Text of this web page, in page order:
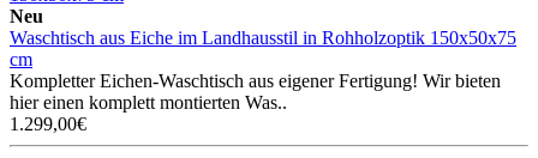
Neu
Waschtisch aus Eiche im Landhausstil in Rohholzoptik 150x50x75
cm
Kompletter Eichen-Waschtisch aus eigener Fertigung! Wir bieten
hier einen komplett montierten Was..
1.299,00€